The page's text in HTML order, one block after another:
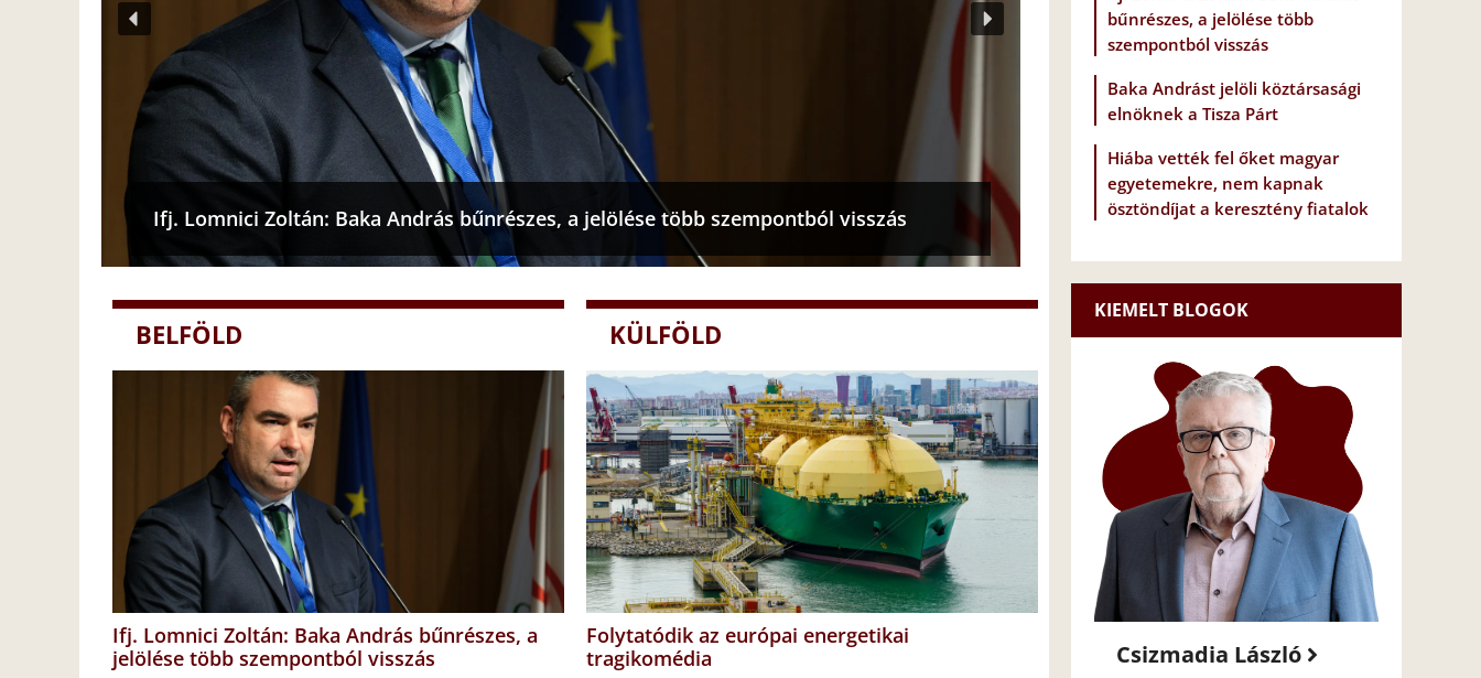
Ifj. Lomnici Zoltán: Baka András bűnrészes, a jelölése több szempontból visszás
BELFÖLD
Ifj. Lomnici Zoltán: Baka András bűnrészes, a
jelölése több szempontból visszás
KÜLFÖLD
Folytatódik az európai energetikai
tragikomédia
bűnrészes, a jelölése több
szempontból visszás
Baka Andrást jelöli köztársasági
elnöknek a Tisza Párt
Hiába vették fel őket magyar
egyetemekre, nem kapnak
ösztöndíjat a keresztény fiatalok
KIEMELT BLOGOK
Csizmadia László